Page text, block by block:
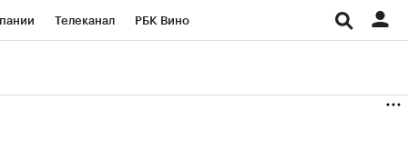
Телеканал РБК Вино